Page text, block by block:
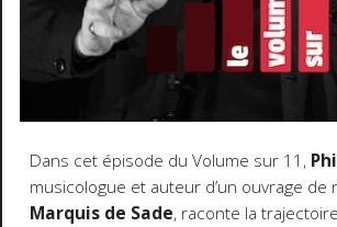
Dans cet épisode du Volume sur 11,
musicologue et auteur d’un ouvrage
Marquis de Sade, raconte la